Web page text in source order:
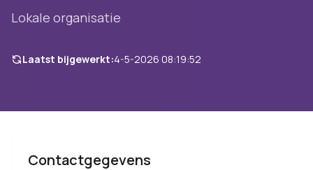
Lokale organisatie
Laatst bijgewerkt:4-5-2026 08:19:52
Contactgegevens